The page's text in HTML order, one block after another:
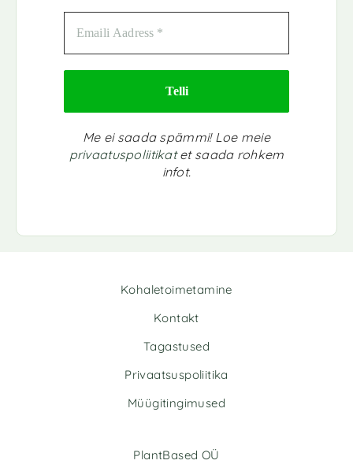
Me ei saada spämmi! Loe meie
privaatuspoliitikatet saada rohkem
infot.
Kohaletoimetamine
Kontakt
Tagastused
Privaatsuspoliitika
Müügitingimused
PlantBased OÜ